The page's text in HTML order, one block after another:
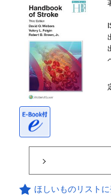
ほしいものリスト